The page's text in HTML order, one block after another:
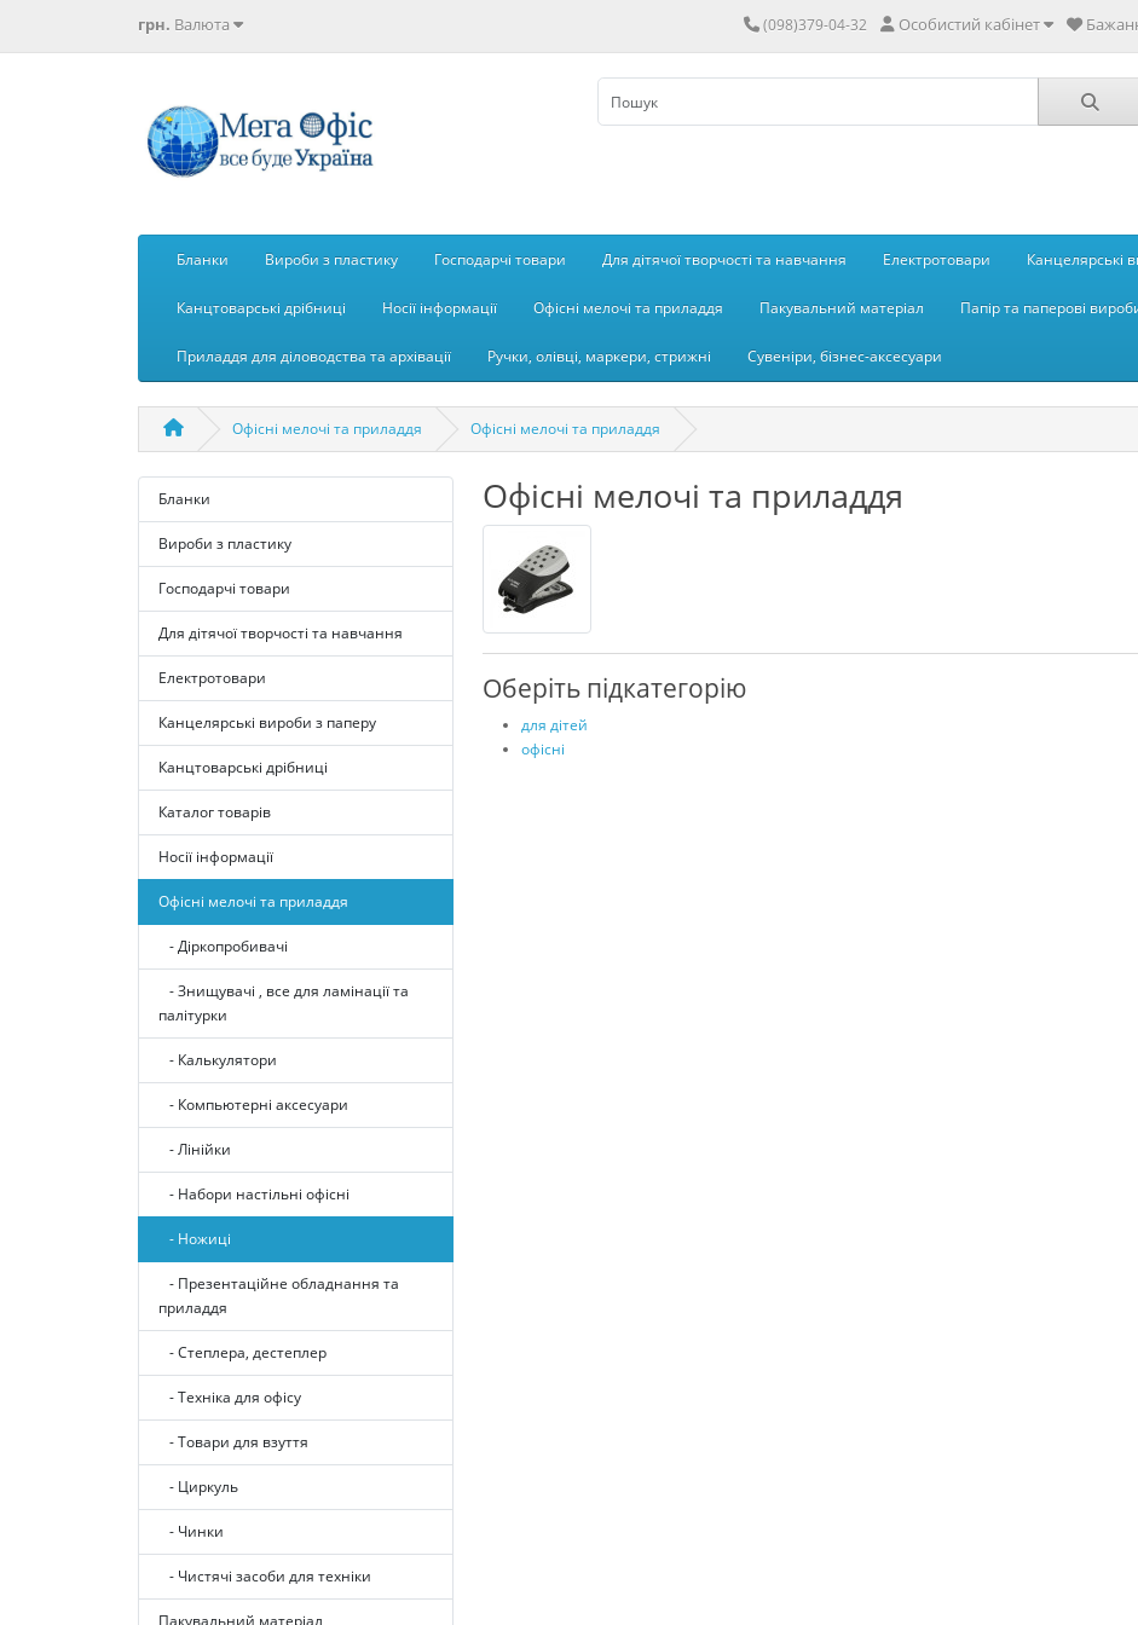
грн. Валюта (098)379-04-32 Особистий кабінет
Бланки Вироби з пластику Господарчі товари Для дітячої творчості та навчання Електротовари Канцелярські
Канцтоварські дрібниці Носії інформації Офісні мелочі та приладдя Пакувальний матеріал Папір та паперові
Приладдя для діловодства та архівації Ручки, олівці, маркери, стрижні Сувеніри, бізнес-аксесуари
Офісні мелочі та приладдя Офісні мелочі та приладдя
Бланки
Вироби з пластику
Господарчі товари
Для дітячої творчості та навчання
Електротовари
Канцелярські вироби з паперу
Канцтоварські дрібниці
Каталог товарів
Носії інформації
Офісні мелочі та приладдя
- Діркопробивачі
- Знищувачі , все для ламінації та
палітурки
- Калькулятори
- Компьютерні аксесуари
- Лінійки
- Набори настільні офісні
- Ножиці
- Презентаційне обладнання та
приладдя
- Степлера, дестеплер
- Техніка для офісу
- Товари для взуття
- Циркуль
- Чинки
- Чистячі засоби для техніки
Офісні мелочі та приладдя
Оберіть підкатегорію
для дітей
офісні